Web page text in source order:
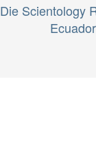
Die Scientology
Ecuador